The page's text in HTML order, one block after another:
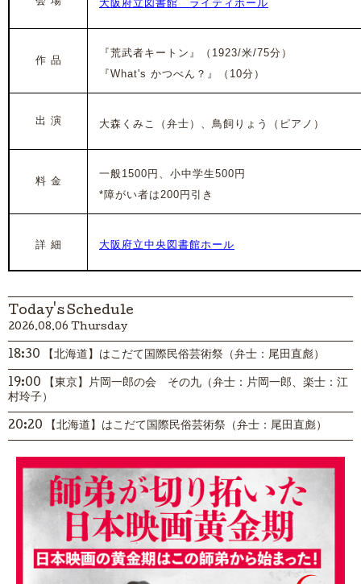
大阪府立図書館 ライティホール
作 品
『荒武者キートン』（1923/米/75分）
『What's かつべん？』（10分）
出 演 大森くみこ（ 弁士）、鳥飼りょう （ピアノ）
料 金
一般1500円、小中学生500円
*障がい者は200円引き
詳 細 大阪府立中央図書館ホール
Today's Schedule
2026.08.06 Thursday
18:30 【北海道】はこだて国際民俗芸術祭（弁士：尾田直彪）
19:00 【東京】片岡一郎の会 その九（弁士：片岡一郎、楽士：江
村玲子）
20:20 【北海道】はこだて国際民俗芸術祭（弁士：尾田直彪）